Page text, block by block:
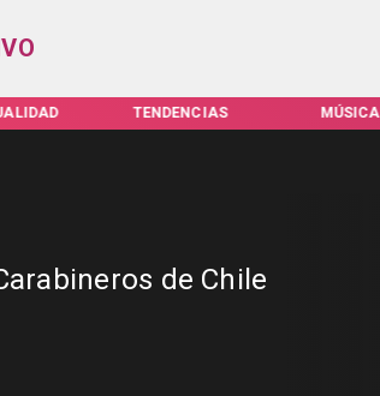
TENDENCIAS MÚSICA
de Chile